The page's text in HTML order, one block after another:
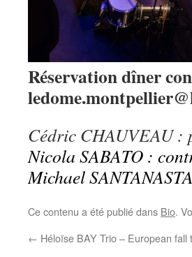
Réservation dîner
Cédric CHAUVEAU
Nicola SABATO :
Michael
Ce contenu a été publié dans Bio.
← Héloïse BAY Trio – European fall